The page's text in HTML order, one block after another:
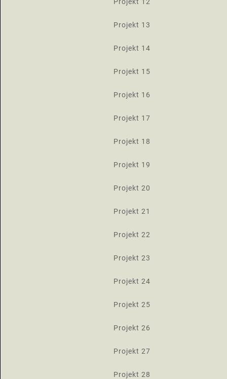
Projekt 13
Projekt 14
Projekt 15
Projekt 16
Projekt 17
Projekt 18
Projekt 19
Projekt 20
Projekt 21
Projekt 22
Projekt 23
Projekt 24
Projekt 25
Projekt 26
Projekt 27
Projekt 28